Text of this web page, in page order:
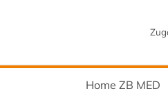
Home ZB MED